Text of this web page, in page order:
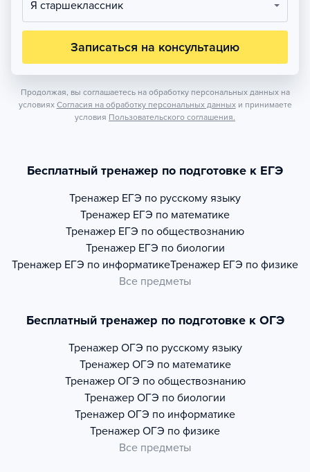
Я старшеклассник
Записаться на консультацию
Продолжая, вы соглашаетесь на обработку персональных данных на
условиях Согласия на обработку персональных данных и принимаете
условия Пользовательского соглашения.
Бесплатный тренажер по подготовке к ЕГЭ
Тренажер ЕГЭ по русскому языку
Тренажер ЕГЭ по математике
Тренажер ЕГЭ по обществознанию
Тренажер ЕГЭ по биологии
Тренажер ЕГЭ по информатикеТренажер ЕГЭ по физике
Все предметы
Бесплатный тренажер по подготовке к ОГЭ
Тренажер ОГЭ по русскому языку
Тренажер ОГЭ по математике
Тренажер ОГЭ по обществознанию
Тренажер ОГЭ по биологии
Тренажер ОГЭ по информатике
Тренажер ОГЭ по физике
Все предметы